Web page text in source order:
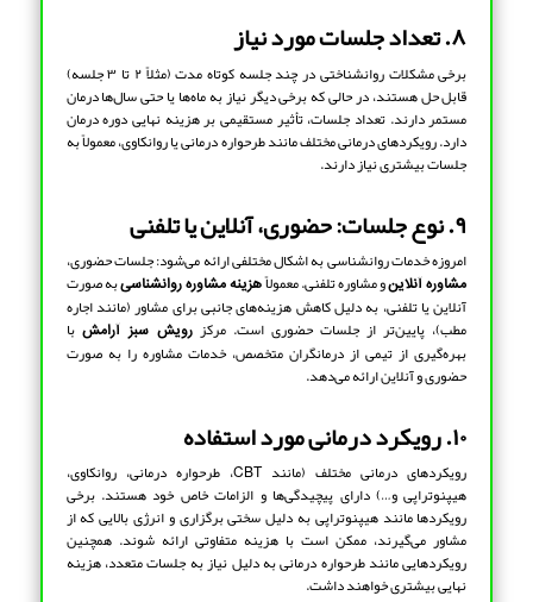
۸. تعداد جلسات مورد نیاز
برخی مشکلات روانشناختی در چند جلسه کوتاه مدت (مثلاً ۲ تا ۳ جلسه)
قابل حل هستند، در حالی که برخی دیگر نیاز به ماه‌ها یا حتی سال‌ها درمان
مستمر دارند. تعداد جلسات، تأثیر مستقیمی بر هزینه نهایی دوره درمان
دارد. رویکردهای درمانی مختلف مانند طرحواره درمانی یا روانکاوی، معمولاً به
جلسات بیشتری نیاز دارند.
۹. نوع جلسات: حضوری، آنلاین یا تلفنی
امروزه خدمات روانشناسی به اشکال مختلفی ارائه می‌شود: جلسات حضوری،
مشاوره آنلاینو مشاوره تلفنی. معمولاًهزینه مشاوره روانشناسیبه صورت
آنلاین یا تلفنی، به دلیل کاهش هزینه‌های جانبی برای مشاور (مانند اجاره
مطب)، پایین‌تر از جلسات حضوری است. مرکزرویش سبز آرامش با
بهره‌گیری از تیمی از درمانگران متخصص، خدمات مشاوره را به صورت
حضوری و آنلاین ارائه می‌دهد.
۱۰. رویکرد درمانی مورد استفاده
رویکردهای درمانی مختلف (مانند CBT، طرحواره درمانی، روانکاوی،
هیپنوتراپی و…) دارای پیچیدگی‌ها و الزامات خاص خود هستند. برخی
رویکردها مانند هیپنوتراپی به دلیل سختی برگزاری و انرژی بالایی که از
مشاور می‌گیرند، ممکن است با هزینه متفاوتی ارائه شوند. همچنین
رویکردهایی مانند طرحواره درمانی به دلیل نیاز به جلسات متعدد، هزینه
نهایی بیشتری خواهند داشت.